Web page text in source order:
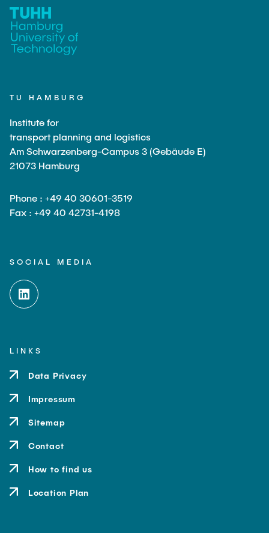
TU HAMBURG
Institute for
transport planning and logistics
Am Schwarzenberg-Campus 3 (Gebäude E)
21073 Hamburg
Phone : +49 40 30601-3519
Fax : +49 40 42731-4198
SOCIAL MEDIA
LINKS
Data Privacy
Impressum
Sitemap
Contact
How to find us
Location Plan